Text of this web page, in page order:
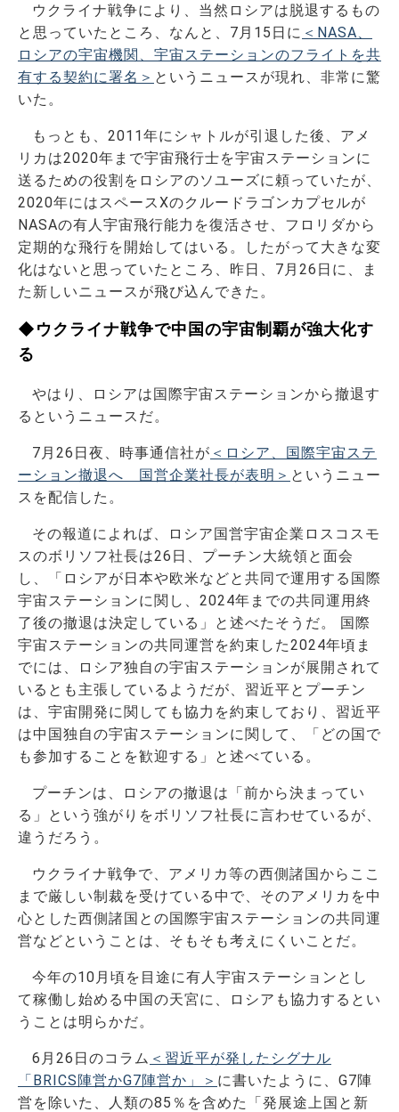
ウクライナ戦争により、当然ロシアは脱退するもの
と思っていたところ、なんと、7月15日に ＜NASA、
ロシアの宇宙機関、宇宙ステーションのフライトを共
有する契約に署名＞ というニュースが現れ、非常に驚
いた。
もっとも、2011年にシャトルが引退した後、アメ
リカは2020年まで宇宙飛行士を宇宙ステーションに
送るための役割をロシアのソユーズに頼っていたが、
2020年にはスペースXのクルードラゴンカプセルが
NASAの有人宇宙飛行能力を復活させ、フロリダから
定期的な飛行を開始してはいる。したがって大きな変
化はないと思っていたところ、昨日、7月26日に、ま
た新しいニュースが飛び込んできた。
◆ウクライナ戦争で中国の宇宙制覇が強大化す
る
やはり、ロシアは国際宇宙ステーションから撤退す
るというニュースだ。
7月26日夜、時事通信社が ＜ロシア、国際宇宙ステ
ーション撤退へ 国営企業社長が表明＞ というニュー
スを配信した。
その報道によれば、ロシア国営宇宙企業ロスコスモ
スのボリソフ社長は26日、プーチン大統領と面会
し、「ロシアが日本や欧米などと共同で運用する国際
宇宙ステーションに関し、2024年までの共同運用終
了後の撤退は決定している」と述べたそうだ。 国際
宇宙ステーションの共同運営を約束した2024年頃ま
でには、ロシア独自の宇宙ステーションが展開されて
いるとも主張しているようだが、習近平とプーチン
は、宇宙開発に関しても協力を約束しており、習近平
は中国独自の宇宙ステーションに関して、「どの国で
も参加することを歓迎する」と述べている。
プーチンは、ロシアの撤退は「前から決まってい
る」という強がりをボリソフ社長に言わせているが、
違うだろう。
ウクライナ戦争で、アメリカ等の西側諸国からここ
まで厳しい制裁を受けている中で、そのアメリカを中
心とした西側諸国との国際宇宙ステーションの共同運
営などということは、そもそも考えにくいことだ。
今年の10月頃を目途に有人宇宙ステーションとし
て稼働し始める中国の天宮に、ロシアも協力するとい
うことは明らかだ。
6月26日のコラム ＜習近平が発したシグナル
「BRICS陣営かG7陣営か」＞ に書いたように、G7陣
営を除いた、人類の85％を含めた「発展途上国と新